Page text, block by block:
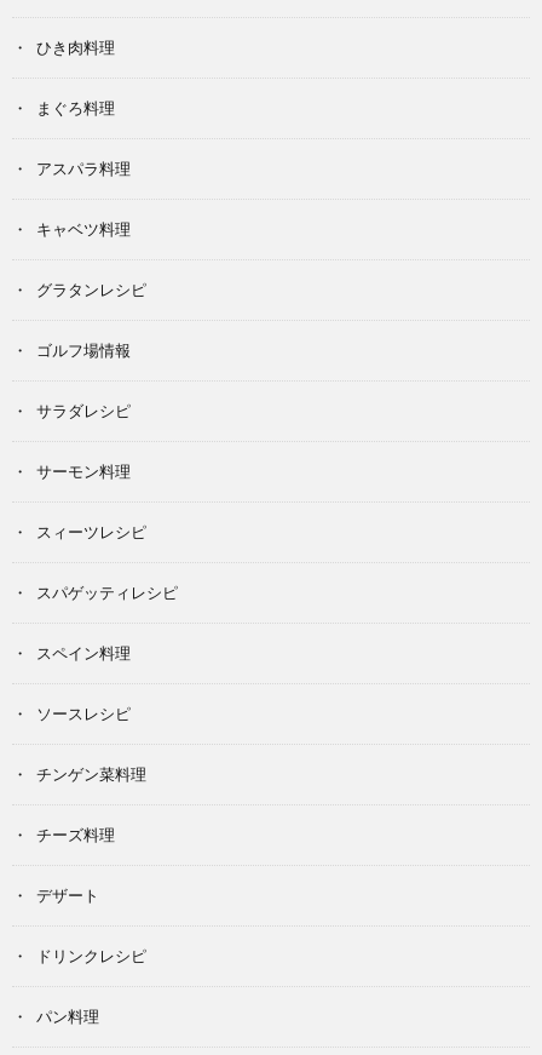
ひき肉料理
まぐろ料理
アスパラ料理
キャベツ料理
グラタンレシピ
ゴルフ場情報
サラダレシピ
サーモン料理
スィーツレシピ
スパゲッティレシピ
スペイン料理
ソースレシピ
チンゲン菜料理
チーズ料理
デザート
ドリンクレシピ
パン料理